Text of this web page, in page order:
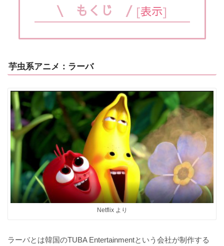
\ もくじ / [表示]
芋虫系アニメ：ラーバ
Netflix より
ラーバとは韓国のTUBA Entertainmentという会社が制作する